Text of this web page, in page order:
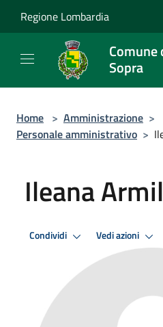
Regione Lombardia
Comune
Sopra
Home > Amministrazione >
Personale amministrativo >
Ileana
Condividi Vedi azioni